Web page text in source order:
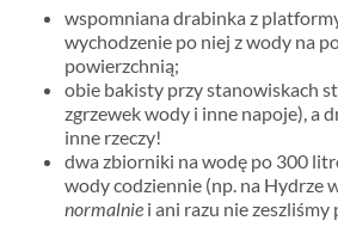
wspomniana drabinka z
wychodzenie po niej z wody na
powierzchnią;
obie bakisty przy stanowiskach
zgrzewek wody i inne napoje), a
inne rzeczy!
dwa zbiorniki na wodę po 300
wody codziennie (np. na Hydrze
normalnie i ani razu nie